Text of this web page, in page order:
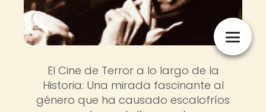
El Cine de Terror a lo largo de la
Historia: Una mirada fascinante al
género que ha causado escalofríos